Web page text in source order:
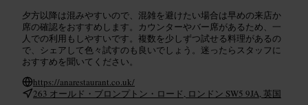
夕方以降は混みやすいので、混雑を避けたい場合は早めの来店か
席の確認をおすすめします。カウンターやバー席があるため、一
人での利用もしやすいです。複数を少しずつ試せる料理があるの
で、シェアして色々試すのも良いでしょう。迷ったらスタッフに
おすすめを聞いてください。
https://anarestaurant.co.uk/
263 オールド・ブロンプトン・ロード, ロンドン SW5 9JA, 英国